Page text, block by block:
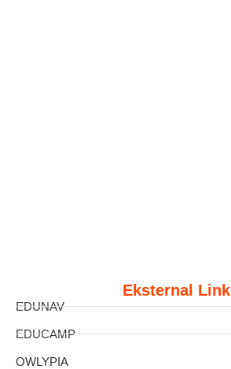
Eksternal Link
EDUNAV
EDUCAMP
OWLYPIA